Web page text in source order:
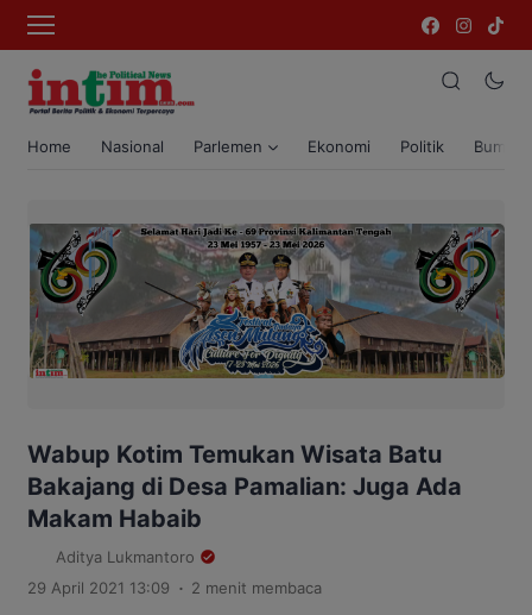
Home Nasional Parlemen Ekonomi Politik Bumi
Wabup Kotim Temukan Wisata Batu
Bakajang di Desa Pamalian: Juga Ada
Makam Habaib
Aditya Lukmantoro
29 April 2021 13:09 . 2 menit membaca